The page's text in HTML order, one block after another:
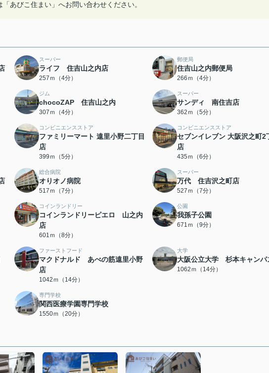
あびこ住まい」へお問い合わせください。
スーパー
ライフ 住吉山之内店
257ｍ（4分）
郵便局
住吉山之内郵便局
266ｍ（4分）
ジム
chocoZAP 住吉山之内
307ｍ（4分）
スーパー
サンディ 南住吉店
362ｍ（5分）
コンビニエンスストア
ファミリーマート 遠里小野二丁目
店
399ｍ（5分）
コンビニエンスストア
セブンイレブン 大阪沢之町2
店
435ｍ（6分）
総合病院
オりオノ病院
517ｍ（7分）
スーパー
万代 住吉沢之町店
527ｍ（7分）
コインランドリー
コインランドリーピエロ 山之内
店
601ｍ（8分）
公園
我孫子公園
671ｍ（9分）
ファーストフード
マクドナルド あべの筋遠里小野
店
1042ｍ（14分）
大学
大阪公立大学 杉本キャンパ
1062ｍ（14分）
専門学校
関西医療学園専門学校
1550ｍ（20分）